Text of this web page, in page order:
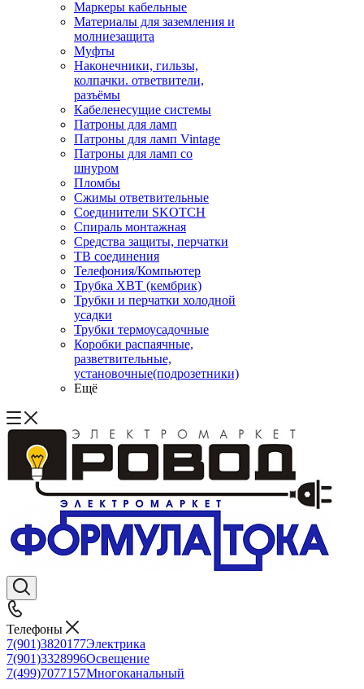
Маркеры кабельные
Материалы для заземления и
молниезащита
Муфты
Наконечники, гильзы,
колпачки. ответвители,
разъёмы
Кабеленесущие системы
Патроны для ламп
Патроны для ламп Vintage
Патроны для ламп со
шнуром
Пломбы
Сжимы ответвительные
Соединители SKOTCH
Спираль монтажная
Средства защиты, перчатки
ТВ соединения
Телефония/Компьютер
Трубка ХВТ (кембрик)
Трубки и перчатки холодной
усадки
Трубки термоусадочные
Коробки распаячные,
разветвительные,
установочные(подрозетники)
Ещё
Телефоны
7(901)3820177Электрика
7(901)3328996Освещение
7(499)7077157Многоканальный